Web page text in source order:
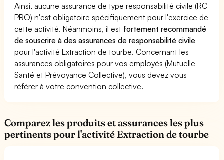
Ainsi, aucune assurance de type responsabilité civile (RC
PRO) n'est obligatoire spécifiquement pour l'exercice de
cette activité. Néanmoins, il est fortement recommandé
de souscrire à des assurances de responsabilité civile
pour l'activité Extraction de tourbe. Concernant les
assurances obligatoires pour vos employés (Mutuelle
Santé et Prévoyance Collective), vous devez vous
référer à votre convention collective.
Comparez les produits et assurances les plus
pertinents pour l'activité Extraction de tourbe